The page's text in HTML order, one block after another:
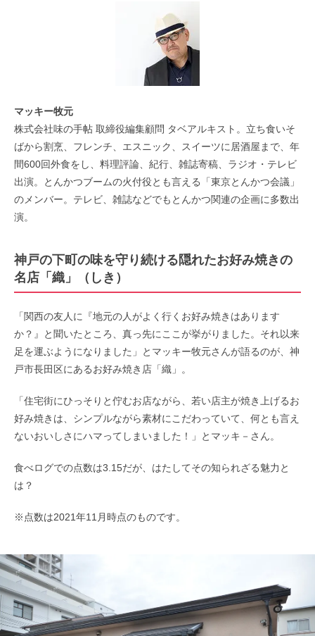
マッキー牧元
株式会社味の手帖 取締役編集顧問 タベアルキスト。立ち食いそ
ばから割烹、フレンチ、エスニック、スイーツに居酒屋まで、年
間600回外食をし、料理評論、紀行、雑誌寄稿、ラジオ・テレビ
出演。とんかつブームの火付役とも言える「東京とんかつ会議」
のメンバー。テレビ、雑誌などでもとんかつ関連の企画に多数出
演。
神戸の下町の味を守り続ける隠れたお好み焼きの
名店「織」（しき）
「関西の友人に『地元の人がよく行くお好み焼きはあります
か？』と聞いたところ、真っ先にここが挙がりました。それ以来
足を運ぶようになりました」とマッキー牧元さんが語るのが、神
戸市長田区にあるお好み焼き店「織」。
「住宅街にひっそりと佇むお店ながら、若い店主が焼き上げるお
好み焼きは、シンプルながら素材にこだわっていて、何とも言え
ないおいしさにハマってしまいました！」とマッキ－さん。
食べログでの点数は3.15だが、はたしてその知られざる魅力と
は？
※点数は2021年11月時点のものです。